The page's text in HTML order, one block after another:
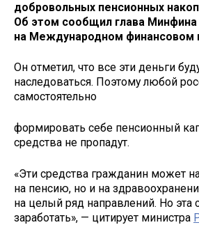
добровольных пенсионных
Об этом сообщил глава Минфина
на Международном финансовом
Он отметил, что все эти деньги
наследоваться. Поэтому любой
самостоятельно
формировать себе пенсионный
средства не пропадут.
«Эти средства гражданин может
на пенсию, но и на
на целый ряд направлений. Но эта
заработать», — цитирует министра